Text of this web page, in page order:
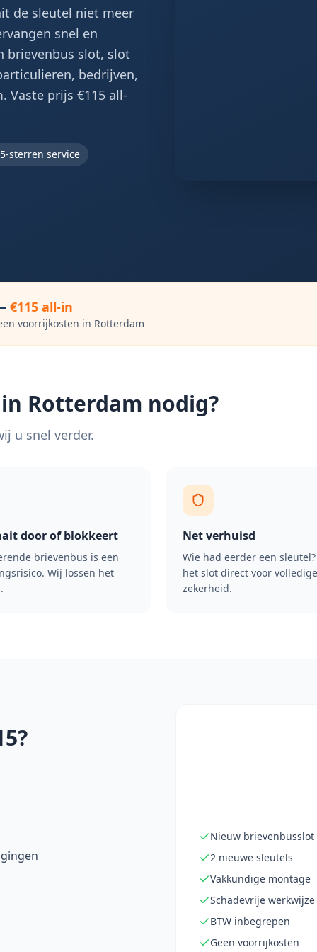
de sleutel niet meer
snel en
brievenbus slot, slot
bedrijven,
Vaste prijs €115 all-
5-sterren service
€115 all-in
voorrijkosten in Rotterdam
Rotterdam nodig?
u snel verder.
door of blokkeert
brievenbus is een
Wij lossen het
Net verhuisd
Wie had eerder een
het slot direct voor volledige
zekerheid.
Nieuw brievenbusslot
2 nieuwe sleutels
Vakkundige montage
Schadevrije werkwijze
BTW inbegrepen
Geen voorrijkosten